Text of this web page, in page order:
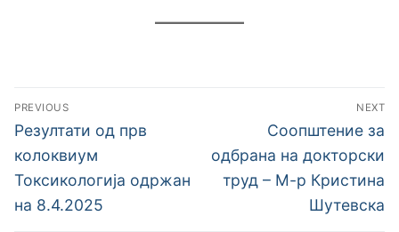
Навигација
на
напис
PREVIOUS
Previous
post:
Резултати од прв
колоквиум
Токсикологија одржан
на 8.4.2025
NEXT
Next
post:
Соопштение за
одбрана на докторски
труд – М-р Кристина
Шутевска